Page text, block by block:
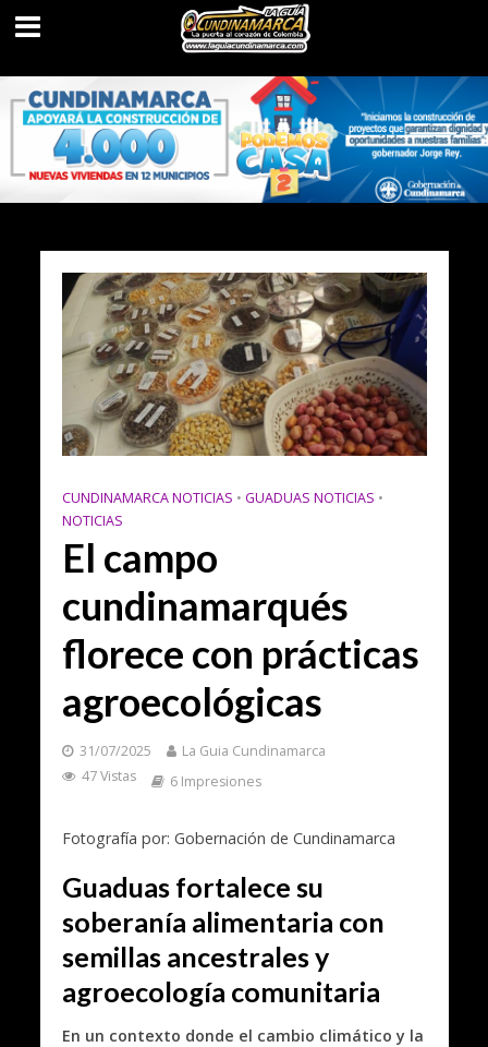
CUNDINAMARCA NOTICIAS • GUADUAS NOTICIAS •
NOTICIAS
El campo
cundinamarqués
florece con prácticas
agroecológicas
31/07/2025
La Guia Cundinamarca
47 Vistas
6 Impresiones
Fotografía por: Gobernación de Cundinamarca
Guaduas fortalece su
soberanía alimentaria con
semillas ancestrales y
agroecología comunitaria
En un contexto donde el cambio climático y la